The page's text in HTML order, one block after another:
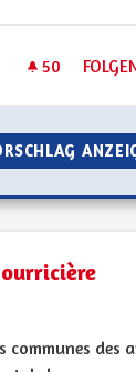
50 50
UN
des